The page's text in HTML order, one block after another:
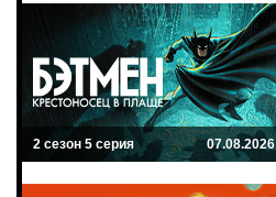
2 сезон 5 серия 07.08.2026